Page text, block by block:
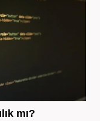
mı?